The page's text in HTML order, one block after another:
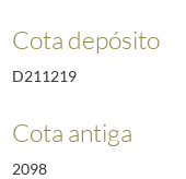
Cota depósito
D211219
Cota antiga
2098